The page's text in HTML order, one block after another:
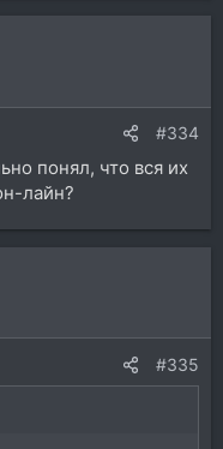
#334
понял, что вся их
лайн?
#335